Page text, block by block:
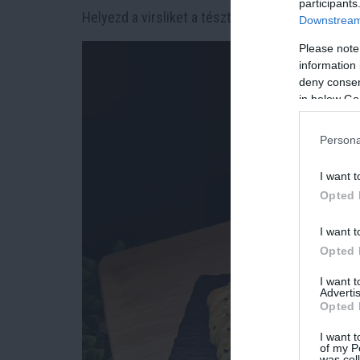
Please
information
deny
in below
I want
Opted
I want
Opted
I want
Opted
I want
of my
Helyezd a virsliket a tésztára, kend meg